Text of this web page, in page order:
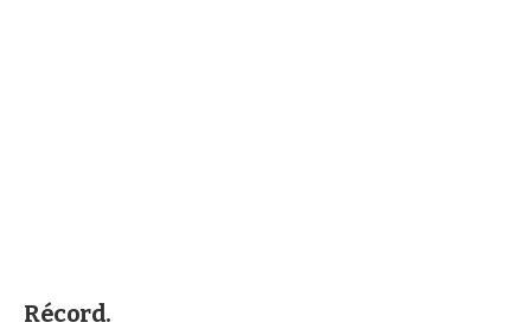
Récord.